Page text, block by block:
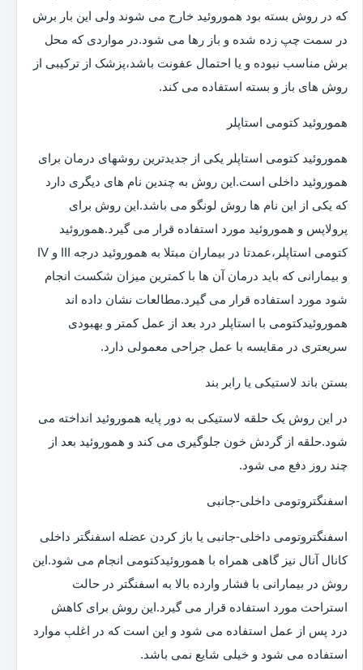
که در روش بسته بود هموروئید خارج می شوند ولی این بار برش
در سمت چپ زده شده و باز رها می شود.در مواردی که محل
برش مناسب نبوده و یا احتمال عفونت باشد،پزشک از ترکیبی از
روش های باز و بسته استفاده می کند.
هموروئید کتومی استاپلر
هموروئید کتومی استاپلر یکی از جدیدترین روشهای درمان برای
هموروئید داخلی است.این روش به چندین نام های دیگری دارد
که یکی از این نام ها روش لونگو می باشد.این روش برای
پرولاپس و هموروئید مورد استفاده قرار می گیرد.هموروئید
کتومی استاپلر،عمدتا در بیماران مبتلا به هموروئید درجه III و IV
و بیمارانی که باید درمان آن ها با کمترین میزان شکست انجام
شود مورد استفاده قرار می گیرد.مطالعات نشان داده اند
هموروئیدکتومی با استاپلر درد بعد از عمل کمتر و بهبودی
سریعتری در مقایسه با عمل جراحی معمولی دارد.
بستن باند لاستیکی یا رابر بند
در این روش یک حلقه لاستیکی به دور پایه هموروئید انداخته می
شود.حلقه از گردش خون جلوگیری می کند و هموروئید بعد از
چند روز دفع می شود.
اسفنگتروتومی داخلی-جانبی
اسفنگتروتومی داخلی-جانبی یا باز کردن عضله اسفنگتر داخلی
کانال آنال نیز گاهی همراه با هموروئیدکتومی انجام می شود.این
روش در بیمارانی با فشار وارده بالا به اسفنگتر در حالت
استراحت مورد استفاده قرار می گیرد.این روش برای کاهش
درد پس از عمل استفاده می شود و این است که در اغلب موارد
استفاده می شود و خیلی شایع نمی باشد.